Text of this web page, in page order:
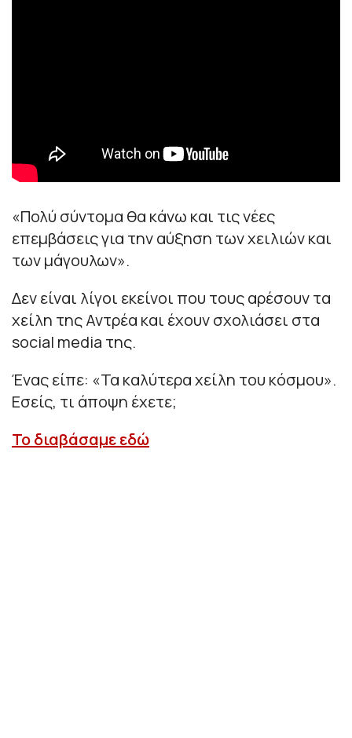
«Πολύ σύντομα θα κάνω και τις νέες
επεμβάσεις για την αύξηση των χειλιών και
των μάγουλων».
Δεν είναι λίγοι εκείνοι που τους αρέσουν τα
χείλη της Αντρέα και έχουν σχολιάσει στα
social media της.
Ένας είπε: «Τα καλύτερα χείλη του κόσμου».
Εσείς, τι άποψη έχετε;
Το διαβάσαμε εδώ